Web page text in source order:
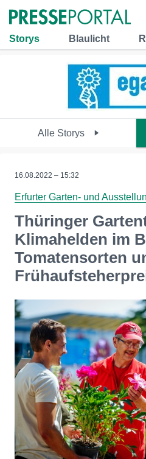
Storys Blaulicht
Alle Storys
16.08.2022 – 15:32
Erfurter Garten- und
Thüringer
Klimahelden im
Tomatensorten